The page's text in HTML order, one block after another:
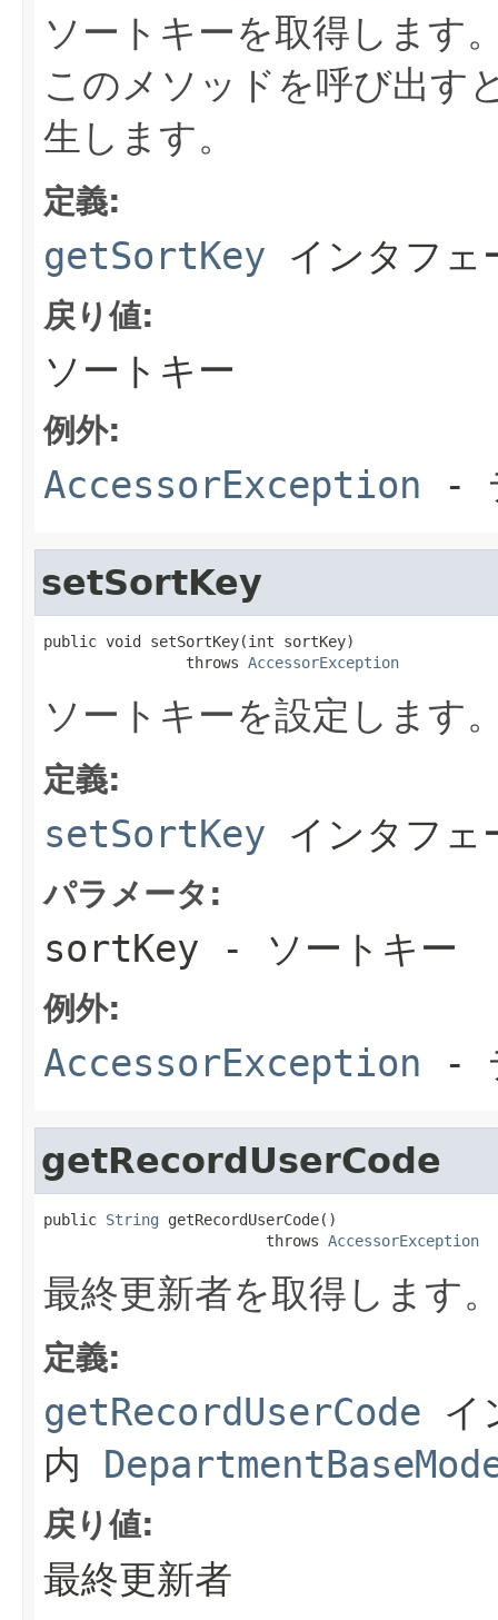
ソートキーを取得します
このメソッドを呼び出
生します。
定義:
getSortKey インタフ
戻り値:
ソートキー
例外:
AccessorException -
setSortKey
public void setSortKey(int sortKey)
                throws
AccessorException
ソートキーを設定します
定義:
setSortKey インタフ
パラメータ:
sortKey - ソートキー
例外:
AccessorException -
getRecordUserCode
public String getRecordUserCode()
                         throws
AccessorException
最終更新者を取得します
定義:
getRecordUserCode イ
内
戻り値:
最終更新者